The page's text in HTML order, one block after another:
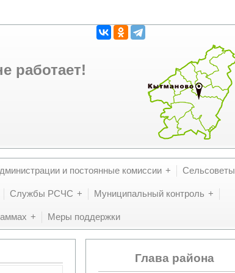
работает!
и постоянные комиссии Сельсоветы
Службы РСЧС Муниципальный контроль
Меры поддержки
Глава района